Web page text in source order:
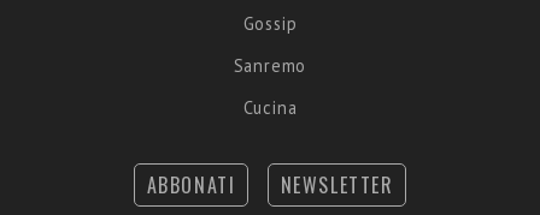
Gossip
Sanremo
Cucina
ABBONATI NEWSLETTER